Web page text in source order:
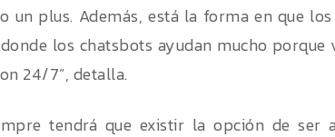
un plus. Además, está la forma en que
los chatsbots ayudan mucho
24/7”, detalla.
tendrá que existir la opción de ser